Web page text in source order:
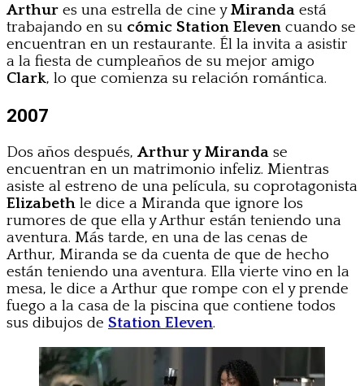
Arthur es una estrella de cine yMiranda está
trabajando en su cómic Station Eleven cuando se
encuentran en un restaurante. Él la invita a asistir
a la fiesta de cumpleaños de su mejor amigo
Clark, lo que comienza su relación romántica.
2007
Dos años después, Arthur y Miranda se
encuentran en un matrimonio infeliz. Mientras
asiste al estreno de una película, su coprotagonista
Elizabeth le dice a Miranda que ignore los
rumores de que ella y Arthur están teniendo una
aventura. Más tarde, en una de las cenas de
Arthur, Miranda se da cuenta de que de hecho
están teniendo una aventura. Ella vierte vino en la
mesa, le dice a Arthur que rompe con el y prende
fuego a la casa de la piscina que contiene todos
sus dibujos de Station Eleven.